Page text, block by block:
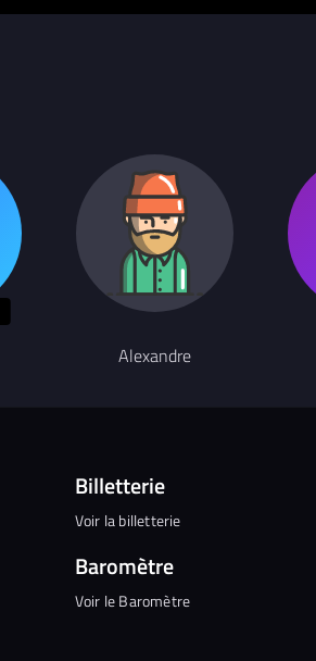
Alexandre
Billetterie
Voir la billetterie
Baromètre
Voir le Baromètre